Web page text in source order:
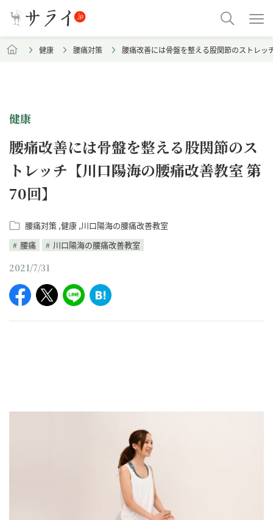
健康 腰痛対策 腰痛改善には骨盤を整える股関節のストレッ
健康
腰痛改善には骨盤を整える股関節のス
トレッチ【川口陽海の腰痛改善教室 第
70回】
腰痛対策 健康 川口陽海の腰痛改善教室
腰痛
川口陽海の腰痛改善教室
2021/7/31